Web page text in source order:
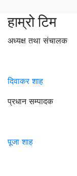
हाम्रो टिम
अध्यक्ष तथा संचालक
दिवाकर शाह
प्रधान सम्पादक
पूजा शाह